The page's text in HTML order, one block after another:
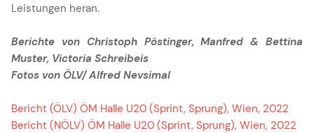
Leistungen heran.
Berichte von Christoph Pöstinger, Manfred & Bettina
Muster, Victoria Schreibeis
Fotos von ÖLV/ Alfred Nevsimal
Bericht (ÖLV) ÖM Halle U20 (Sprint, Sprung), Wien, 2022
Bericht (NÖLV) ÖM Halle U20 (Sprint, Sprung), Wien, 2022